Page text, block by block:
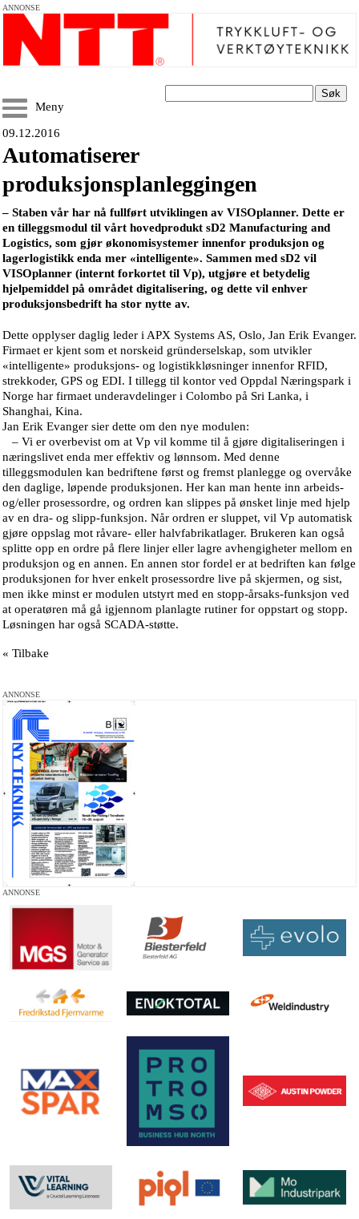
ANNONSE
Søk
Meny
09.12.2016
Automatiserer
produksjonsplanleggingen
– Staben vår har nå fullført utviklingen av VISOplanner. Dette er
en tilleggsmodul til vårt hovedprodukt sD2 Manufacturing and
Logistics, som gjør økonomisystemer innenfor produksjon og
lagerlogistikk enda mer «intelligente». Sammen med sD2 vil
VISOplanner (internt forkortet til Vp), utgjøre et betydelig
hjelpemiddel på området digitalisering, og dette vil enhver
produksjonsbedrift ha stor nytte av.
Dette opplyser daglig leder i APX Systems AS, Oslo, Jan Erik Evanger.
Firmaet er kjent som et norskeid gründerselskap, som utvikler
«intelligente» produksjons- og logistikkløsninger innenfor RFID,
strekkoder, GPS og EDI. I tillegg til kontor ved Oppdal Næringspark i
Norge har firmaet underavdelinger i Colombo på Sri Lanka, i
Shanghai, Kina.
Jan Erik Evanger sier dette om den nye modulen:
– Vi er overbevist om at Vp vil komme til å gjøre digitaliseringen i
næringslivet enda mer effektiv og lønnsom. Med denne
tilleggsmodulen kan bedriftene først og fremst planlegge og overvåke
den daglige, løpende produksjonen. Her kan man hente inn arbeids-
og/eller prosessordre, og ordren kan slippes på ønsket linje med hjelp
av en dra- og slipp-funksjon. Når ordren er sluppet, vil Vp automatisk
gjøre oppslag mot råvare- eller halvfabrikatlager. Brukeren kan også
splitte opp en ordre på flere linjer eller lagre avhengigheter mellom en
produksjon og en annen. En annen stor fordel er at bedriften kan følge
produksjonen for hver enkelt prosessordre live på skjermen, og sist,
men ikke minst er modulen utstyrt med en stopp-årsaks-funksjon ved
at operatøren må gå igjennom planlagte rutiner for oppstart og stopp.
Løsningen har også SCADA-støtte.
« Tilbake
ANNONSE
ANNONSE